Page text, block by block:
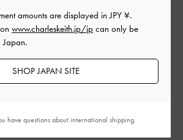
|カラー: ゴールド系
とてもよかった
とてもよかった
amounts are displayed inJPY ¥.
www.charleskeith.jp/jp can only be
Japan.
SHOP JAPAN SITE
have questions about international shipping.